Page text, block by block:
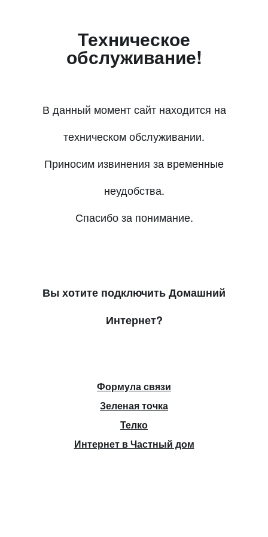
Техническое
обслуживание!
В данный момент сайт находится на
техническом обслуживании.
Приносим извинения за временные
неудобства.
Спасибо за понимание.
Вы хотите подключить Домашний
Интернет?
Формула связи
Зеленая точка
Телко
Интернет в Частный дом